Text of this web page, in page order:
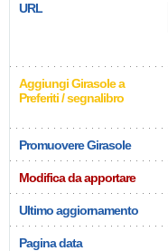
URL
Aggiungi Girasole a
Preferiti / segnalibro
Promuovere Girasole
Modifica da apportare
Ultimo aggiornamento
Pagina data